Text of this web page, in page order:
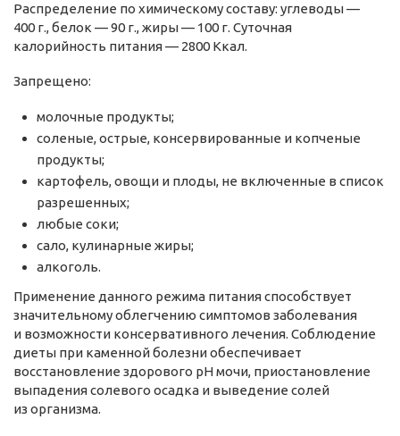
Распределение по химическому составу: углеводы —
400 г., белок — 90 г., жиры — 100 г. Суточная
калорийность питания — 2800 Ккал.
Запрещено:
молочные продукты;
соленые, острые, консервированные и копченые
продукты;
картофель, овощи и плоды, не включенные в список
разрешенных;
любые соки;
сало, кулинарные жиры;
алкоголь.
Применение данного режима питания способствует
значительному облегчению симптомов заболевания
и возможности консервативного лечения. Соблюдение
диеты при каменной болезни обеспечивает
восстановление здорового pH мочи, приостановление
выпадения солевого осадка и выведение солей
из организма.